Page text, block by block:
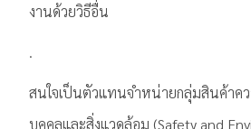
งานด้วยวิธีอื่น
.
สนใจเป็นตัวแทนจำหน่ายกลุ่มสินค้าค
บุคคลและสิ่งแวดล้อม (Safety and